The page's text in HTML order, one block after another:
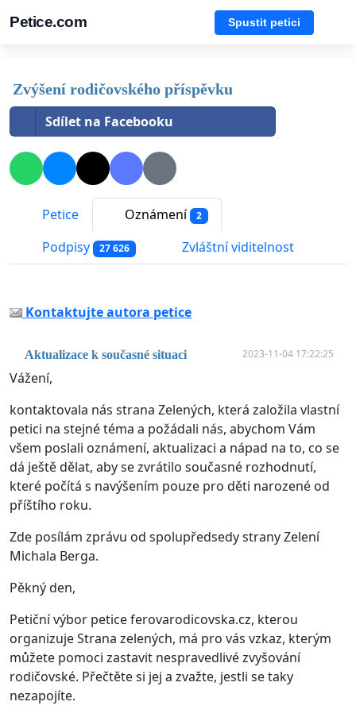
Petice.com Spustit petici
Zvýšení rodičovského příspěvku
Sdílet na Facebooku
Petice Oznámení 2
Podpisy 27 626 Zvláštní viditelnost
Kontaktujte autora petice
Aktualizace k současné situaci 2023-11-04 17:22:25
Vážení,
kontaktovala nás strana Zelených, která založila vlastní
petici na stejné téma a požádali nás, abychom Vám
všem poslali oznámení, aktualizaci a nápad na to, co se
dá ještě dělat, aby se zvrátilo současné rozhodnutí,
které počítá s navýšením pouze pro děti narozené od
příštího roku.
Zde posílám zprávu od spolupředsedy strany Zelení
Michala Berga.
Pěkný den,
Petiční výbor petice ferovarodicovska.cz, kterou
organizuje Strana zelených, má pro vás vzkaz, kterým
můžete pomoci zastavit nespravedlivé zvyšování
rodičovské. Přečtěte si jej a zvažte, jestli se taky
nezapojíte.